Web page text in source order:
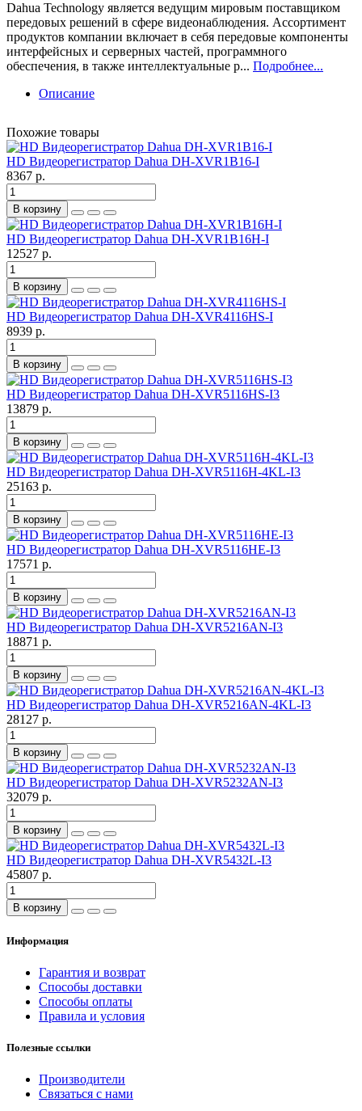
Dahua Technology является ведущим мировым поставщиком
передовых решений в сфере видеонаблюдения. Ассортимент
продуктов компании включает в себя передовые компоненты
интерфейсных и серверных частей, программного
обеспечения, в также интеллектуальные р... Подробнее...
Описание
Похожие товары
HD Видеорегистратор Dahua DH-XVR1B16-I
8367 р.
В корзину
HD Видеорегистратор Dahua DH-XVR1B16H-I
12527 р.
В корзину
HD Видеорегистратор Dahua DH-XVR4116HS-I
8939 р.
В корзину
HD Видеорегистратор Dahua DH-XVR5116HS-I3
13879 р.
В корзину
HD Видеорегистратор Dahua DH-XVR5116H-4KL-I3
25163 р.
В корзину
HD Видеорегистратор Dahua DH-XVR5116HE-I3
17571 р.
В корзину
HD Видеорегистратор Dahua DH-XVR5216AN-I3
18871 р.
В корзину
HD Видеорегистратор Dahua DH-XVR5216AN-4KL-I3
28127 р.
В корзину
HD Видеорегистратор Dahua DH-XVR5232AN-I3
32079 р.
В корзину
HD Видеорегистратор Dahua DH-XVR5432L-I3
45807 р.
В корзину
Информация
Гарантия и возврат
Способы доставки
Способы оплаты
Правила и условия
Полезные ссылки
Производители
Связаться с нами